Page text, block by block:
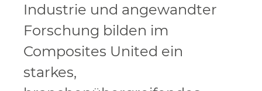
Industrie und angewandter
Forschung bilden im
Composites United ein
starkes,